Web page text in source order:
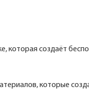
которая создаёт
которые